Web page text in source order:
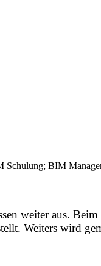
weiter aus.
Weiters wird